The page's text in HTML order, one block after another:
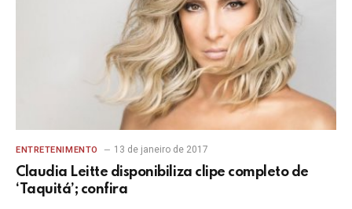
ENTRETENIMENTO 13 de janeiro de 2017
Claudia Leitte disponibiliza clipe completo de
‘Taquitá’; confira